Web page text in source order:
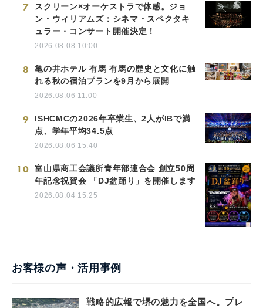
7
スクリーン×オーケストラで体感。ジョ
ン・ウィリアムズ：シネマ・スペクタキ
ュラー・コンサート開催決定！
2026.08.08 10:00
8
亀の井ホテル 有馬 有馬の歴史と文化に触
れる秋の宿泊プランを9月から展開
2026.08.06 11:00
9
ISHCMCの2026年卒業生、2人がIBで満
点、学年平均34.5点
2026.08.06 15:40
10
富山県商工会議所青年部連合会 創立50周
年記念祝賀会 「DJ盆踊り」を開催します
2026.08.04 15:25
お客様の声・活用事例
戦略的広報で堺の魅力を全国へ。プレ